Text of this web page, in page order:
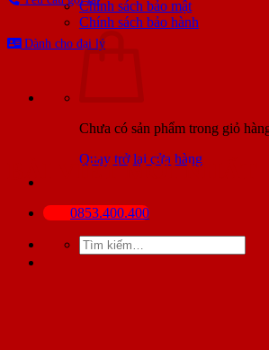
Chính sách bảo mật
Chính sách bảo hành
Chưa có sản phẩm trong giỏ
Quay trở lại cửa hàng
0853.400.400
Tìm
kiếm:
Dành cho đại lý
BÀI VIẾT MỚI NHẤT